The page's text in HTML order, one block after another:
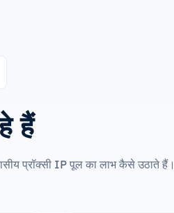
हैं
प्रॉक्सी IP पूल का लाभ कैसे उठाते हैं।